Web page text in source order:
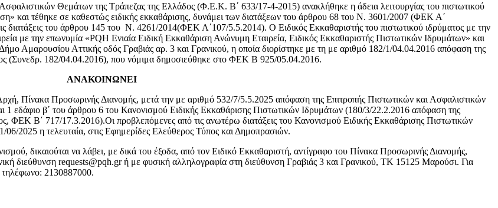
Θεμάτων της Τράπεζας της Ελλάδος (Φ.Ε.Κ. Β΄ 633/17-4-2015) ανακλήθηκε η άδεια λειτουργίας του πιστωτικού
και τέθηκε σε καθεστώς ειδικής εκκαθάρισης, δυνάμει των διατάξεων του άρθρου 68 του Ν. 3601/2007 (ΦΕΚ Α΄
διατάξεις του άρθρου 145 του Ν. 4261/2014(ΦΕΚ Α΄107/5.5.2014). Ο Ειδικός Εκκαθαριστής του πιστωτικού ιδρύματος με την
με την επωνυμία «PQH Ενιαία Ειδική Εκκαθάριση Ανώνυμη Εταιρεία, Ειδικός Εκκαθαριστής Πιστωτικών Ιδρυμάτων» και
Αμαρουσίου Αττικής οδός Γραβιάς αρ. 3 και Γρανικού, η οποία διορίστηκε με τη με αριθμό 182/1/04.04.2016 απόφαση της
(Συνεδρ. 182/04.04.2016), που νόμιμα δημοσιεύθηκε στο ΦΕΚ Β 925/05.04.2016.
ΑΝΑΚΟΙΝΩΝΕΙ
Πίνακα Προσωρινής Διανομής, μετά την με αριθμό 532/7/5.5.2025 απόφαση της Επιτροπής Πιστωτικών και Ασφαλιστικών
1 εδάφιο β΄ του άρθρου 6 του Κανονισμού Ειδικής Εκκαθάρισης Πιστωτικών Ιδρυμάτων (180/3/22.2.2016 απόφαση της
ΦΕΚ Β΄ 717/17.3.2016).Οι προβλεπόμενες από τις ανωτέρω διατάξεις του Κανονισμού Ειδικής Εκκαθάρισης Πιστωτικών
06/2025 η τελευταία, στις Εφημερίδες Ελεύθερος Τύπος και Δημοπρασιών.
δικαιούται να λάβει, με δικά του έξοδα, από τον Ειδικό Εκκαθαριστή, αντίγραφο του Πίνακα Προσωρινής Διανομής,
διεύθυνση requests@pqh.gr ή με φυσική αλληλογραφία στη διεύθυνση Γραβιάς 3 και Γρανικού, ΤΚ 15125 Μαρούσι. Για
τηλέφωνο: 2130887000.